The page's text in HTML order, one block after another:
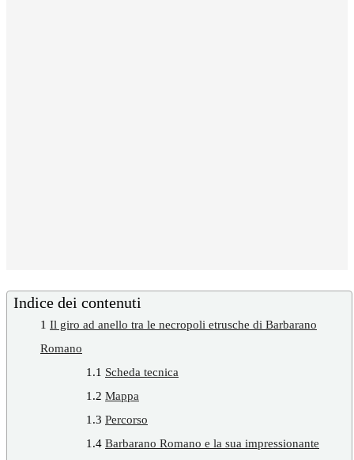
Indice dei contenuti
1 Il giro ad anello tra le necropoli etrusche di Barbarano
Romano
1.1 Scheda tecnica
1.2 Mappa
1.3 Percorso
1.4 Barbarano Romano e la sua impressionante